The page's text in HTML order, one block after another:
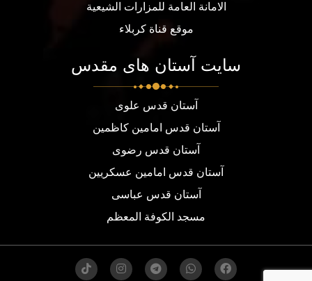
الامانة العامة للمزارات الشيعية
موقع قناة كربلاء
سایت آستان های مقدس
آستان قدس علوی
آستان قدس امامین کاظمین
آستان قدس رضوی
آستان قدس امامین عسکریین
آستان قدس عباسی
مسجد الكوفة المعظم